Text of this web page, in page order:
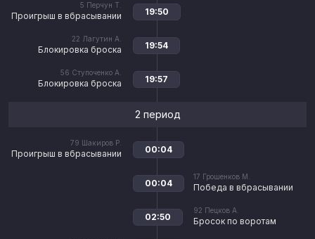
5 Перчун Т.
Проигрыш в вбрасывании 19:50
22 Лагутин А.
Блокировка броска 19:54
56 Ступоченко А.
Блокировка броска 19:57
2 период
79 Шакиров Р.
Проигрыш в вбрасывании 00:04
17 Грошенков М.
Победа в вбрасывании
00:04
92 Пецков А.
Бросок по воротам
02:50